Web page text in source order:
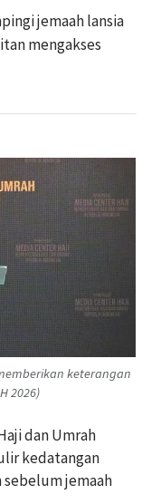
jemaah lansia
mengakses
keterangan
2026)
dan Umrah
kedatangan
sebelum jemaah